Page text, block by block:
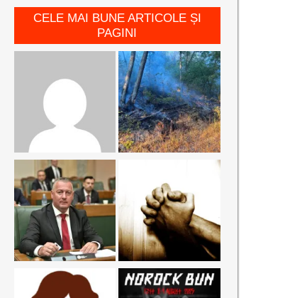
CELE MAI BUNE ARTICOLE ȘI
PAGINI